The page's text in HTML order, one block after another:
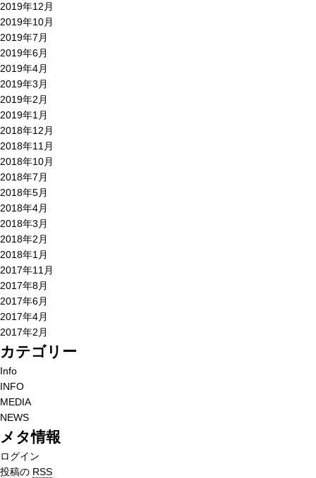
2019年12月
2019年10月
2019年7月
2019年6月
2019年4月
2019年3月
2019年2月
2019年1月
2018年12月
2018年11月
2018年10月
2018年7月
2018年5月
2018年4月
2018年3月
2018年2月
2018年1月
2017年11月
2017年8月
2017年6月
2017年4月
2017年2月
カテゴリー
Info
INFO
MEDIA
NEWS
メタ情報
ログイン
投稿の RSS